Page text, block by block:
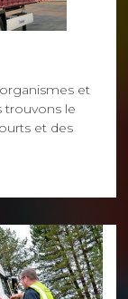
et
trouvons le
et des